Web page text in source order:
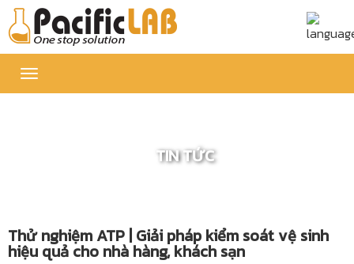
Toggle
navigation
TIN TỨC
Thử nghiệm ATP | Giải pháp kiểm soát vệ sinh
hiệu quả cho nhà hàng, khách sạn